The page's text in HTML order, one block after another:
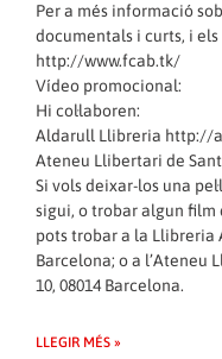
Per a més informació
documentals i curts, i
http://www.fcab.tk/
Vídeo promocional:
Hi col·laboren:
Aldarull Llibreria http://
Ateneu Llibertari de
Si vols deixar-los una
sigui, o trobar algun film
pots trobar a la Llibreria
Barcelona; o a l’Ateneu
10, 08014 Barcelona.
LLEGIR MÉS »